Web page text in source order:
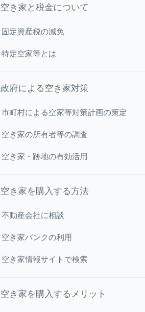
空き家と税金について
固定資産税の減免
特定空家等とは
政府による空き家対策
市町村による空家等対策計画の策定
空き家の所有者等の調査
空き家・跡地の有効活用
空き家を購入する方法
不動産会社に相談
空き家バンクの利用
空き家情報サイトで検索
空き家を購入するメリット